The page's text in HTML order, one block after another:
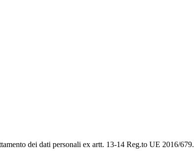
dei dati personali ex artt. 13-14 Reg.to UE 2016/679.